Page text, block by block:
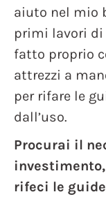
aiuto nel mio
primi lavori di
fatto proprio
attrezzi a
per rifare le
dall’uso.
Procurai il
rifeci le